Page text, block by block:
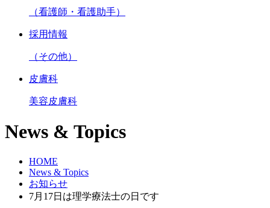
（看護師・看護助手）
採用情報
（その他）
皮膚科
美容皮膚科
News & Topics
HOME
News & Topics
お知らせ
7月17日は理学療法士の日です